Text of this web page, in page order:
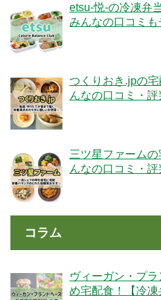
etsu-悦-の冷凍弁
みんなの口コミ
つくりおき.jpの
んなの口コミ・評
三ツ星ファーム
んなの口コミ・評
コラム
ヴィーガン・プ
め宅配食！【冷